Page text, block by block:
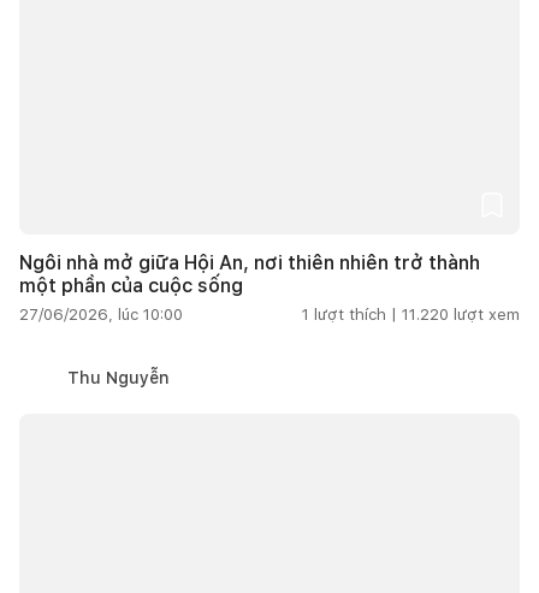
Ngôi nhà mở giữa Hội An, nơi thiên nhiên trở thành
một phần của cuộc sống
27/06/2026, lúc 10:00 1 lượt thích | 11.220 lượt xem
Thu Nguyễn